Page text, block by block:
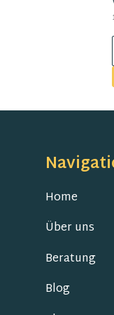
Home
Über uns
Beratung
Blog